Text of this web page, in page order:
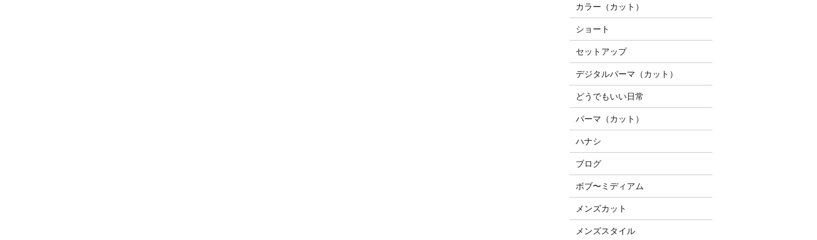
カラー（カット）
ショート
セットアップ
デジタルパーマ（カット）
どうでもいい日常
パーマ（カット）
ハナシ
ブログ
ボブ〜ミディアム
メンズカット
メンズスタイル